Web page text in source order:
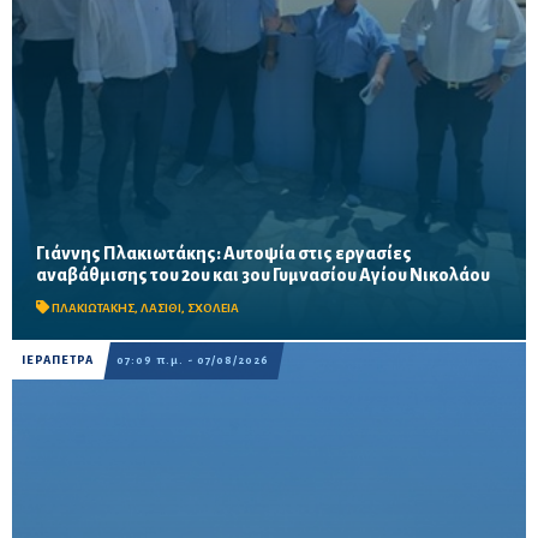
Γιάννης Πλακιωτάκης: Αυτοψία στις εργασίες
αναβάθμισης του 2ου και 3ου Γυμνασίου Αγίου Νικολάου
ΠΛΑΚΙΩΤΑΚΗΣ, ΛΑΣΙΘΙ , ΣΧΟΛΕΙΑ
Οι παρεμβάσεις του προγράμματος «Μαριέττα Γιαννάκου»
αναμένεται να ολοκληρωθούν πριν από τη νέα σχολική χρονιά –
Προβλέπονται ανακαινίσεις αιθουσών, αύλειων και...
ΙΕΡΑΠΕΤΡΑ 07:09 π.μ. - 07/08/2026